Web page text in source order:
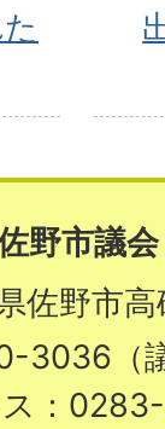
野市議会
佐野市高
3036（
：